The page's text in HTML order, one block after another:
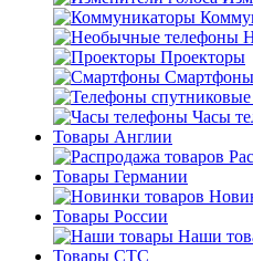
Проекторы
Смартфоны
Часы
Товары Англии
Товары Германии
Товары России
Наши
Товары СТС